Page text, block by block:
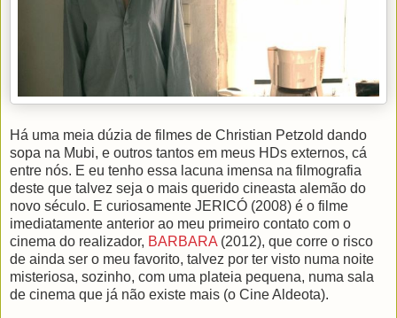
Há uma meia dúzia de filmes de Christian Petzold dando
sopa na Mubi, e outros tantos em meus HDs externos, cá
entre nós. E eu tenho essa lacuna imensa na filmografia
deste que talvez seja o mais querido cineasta alemão do
novo século. E curiosamente JERICÓ (2008) é o filme
imediatamente anterior ao meu primeiro contato com o
cinema do realizador, BARBARA (2012), que corre o risco
de ainda ser o meu favorito, talvez por ter visto numa noite
misteriosa, sozinho, com uma plateia pequena, numa sala
de cinema que já não existe mais (o Cine Aldeota).